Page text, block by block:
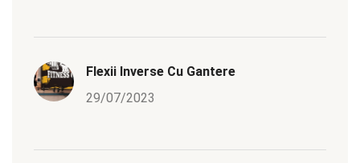
Flexii Inverse Cu Gantere
29/07/2023